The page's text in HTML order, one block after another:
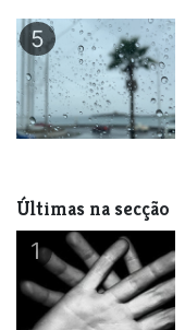
5
Últimas na secção
1